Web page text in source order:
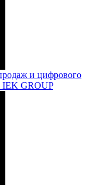
и цифрового
IEK GROUP